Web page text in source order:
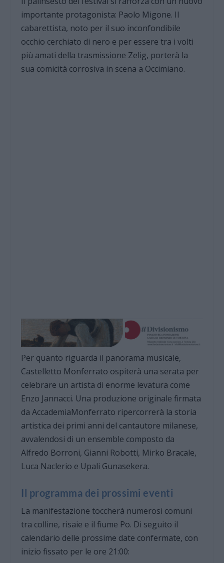
importante protagonista: Paolo Migone. Il
cabarettista, noto per il suo inconfondibile
occhio cerchiato di nero e per essere tra i volti
più amati della trasmissione Zelig, porterà la
sua comicità corrosiva in scena a Occimiano.
Per quanto riguarda il panorama musicale,
Castelletto Monferrato ospiterà una serata per
celebrare un artista di enorme levatura come
Enzo Jannacci. Una produzione originale firmata
da AccademiaMonferrato ripercorrerà la storia
artistica dei primi anni del cantautore milanese,
avvalendosi di un ensemble composto da
Alfredo Borroni, Gianni Robotti, Mirko Bracale,
Luca Naclerio e Upali Gunasekera.
Il programma dei prossimi eventi
La manifestazione toccherà numerosi comuni
tra colline, risaie e il fiume Po. Di seguito il
calendario delle prossime date confermate, con
inizio fissato per le ore 21:00: